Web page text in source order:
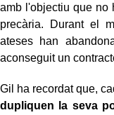
amb l'objectiu que no
precària. Durant el
ateses han
aconseguit un
Gil ha recordat que,
dupliquen la seva